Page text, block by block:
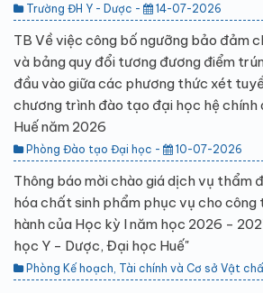
Trường ĐH Y - Dược - 14-07-2026
TB Về việc công bố ngưỡng bảo đảm
và bảng quy đổi tương đương điểm
đầu vào giữa các phương thức xét
chương trình đào tạo đại học hệ chính
Huế năm 2026
Phòng Đào tạo Đại học - 10-07-2026
Thông báo mời chào giá dịch vụ thẩm
hóa chất sinh phẩm phục vụ cho
hành của Học kỳ I năm học 2026 -
học Y - Dược, Đại học Huế"
Phòng Kế hoạch, Tài chính và Cơ sở Vật